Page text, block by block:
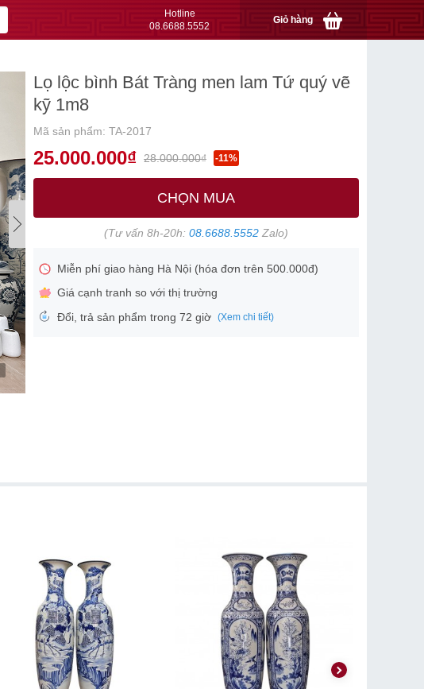
Hotline
08.6688.5552
Giỏ hàng
Lọ lộc bình Bát Tràng men lam Tứ quý vẽ
kỹ 1m8
Mã sản phẩm: TA-2017
25.000.000₫ 28.000.000₫ -11%
CHỌN MUA
(Tư vấn 8h-20h: 08.6688.5552 Zalo)
Miễn phí giao hàng Hà Nội (hóa đơn trên 500.000đ)
Giá cạnh tranh so với thị trường
Đổi, trả sản phẩm trong 72 giờ (Xem chi tiết)